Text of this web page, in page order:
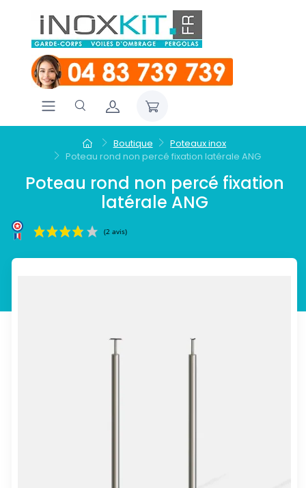
Boutique
Poteaux inox
Poteau rond non percé fixation latérale ANG
Poteau rond non percé fixation
latérale ANG